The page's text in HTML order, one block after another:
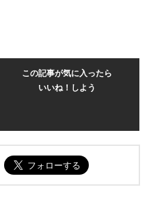
この記事が気に入ったら
いいね！しよう